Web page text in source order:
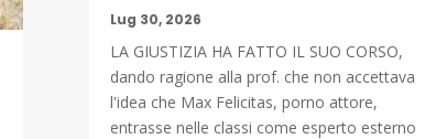
Lug 30, 2026
LA GIUSTIZIA HA FATTO IL SUO CORSO,
dando ragione alla prof. che non accettava
l'idea che Max Felicitas, porno attore,
entrasse nelle classi come esperto esterno